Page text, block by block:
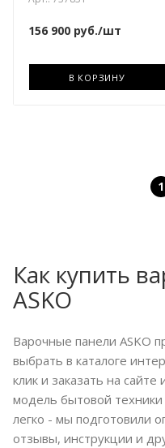
156 900 руб./шт
В КОРЗИНУ
1
Как купить
ASKO
Варочные панели ASKO
выбрать в каталоге
клик и заказать на
модель бытовой техники
легко - мы подготовили
отзывы, инструкции и